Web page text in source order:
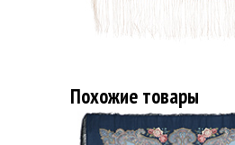
Похожие товары